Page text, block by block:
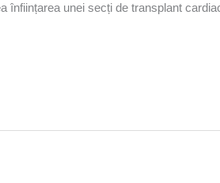
înființarea unei secți de transplant